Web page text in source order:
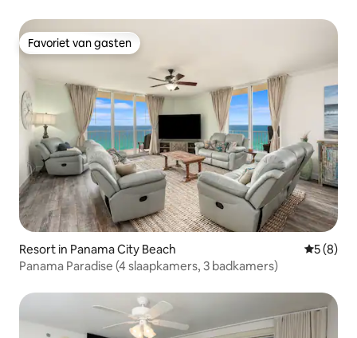
Favoriet van gasten
Favoriet van gasten
Resort in Panama City Beach
5 (8)
Panama Paradise (4 slaapkamers, 3 badkamers)